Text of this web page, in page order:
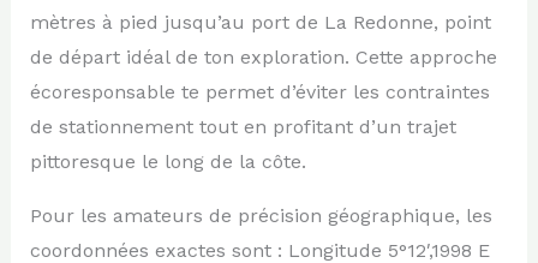
mètres à pied jusqu’au port de La Redonne, point
de départ idéal de ton exploration. Cette approche
écoresponsable te permet d’éviter les contraintes
de stationnement tout en profitant d’un trajet
pittoresque le long de la côte.
Pour les amateurs de précision géographique, les
coordonnées exactes sont : Longitude 5°12′,1998 E